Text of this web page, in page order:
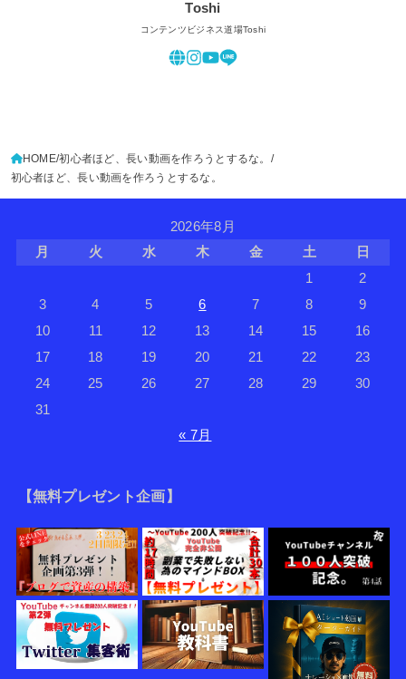
Toshi
コンテンツビジネス道場Toshi
HOME 初心者ほど、長い動画を作ろうとするな。
初心者ほど、長い動画を作ろうとするな。
2026年8月
月
火 水 木 金 土
日
1
2
3
4 5 6 7 8
9
10
11 12 13 14 15
16
17
18 19 20 21 22
23
24
25 26 27 28 29
30
31
« 7月
【無料プレゼント企画】